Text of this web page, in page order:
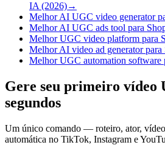
IA (2026)→
Melhor AI UGC video generator
Melhor AI UGC ads tool para
Melhor UGC video platform para
Melhor AI video ad generator para
Melhor UGC automation software
Gere seu primeiro vídeo
segundos
Um único comando — roteiro, ator,
automática no TikTok, Instagram e